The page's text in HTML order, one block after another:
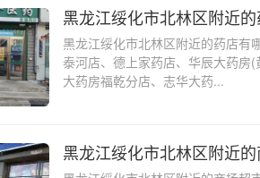
黑龙江绥化市北林区附近的
黑龙江绥化市北林区附近的药店有
泰河店、德上家药店、华辰大药房
大药房福乾分店、志华大药...
黑龙江绥化市北林区附近的